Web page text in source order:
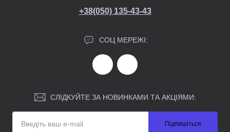
+38(050) 135-43-43
СОЦ МЕРЕЖІ:
СЛІДКУЙТЕ ЗА НОВИНКАМИ ТА АКЦІЯМИ:
Підпишіться